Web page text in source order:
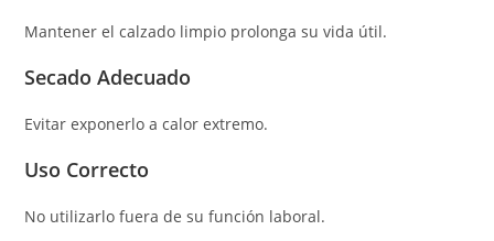
Mantener el calzado limpio prolonga su vida útil.
Secado Adecuado
Evitar exponerlo a calor extremo.
Uso Correcto
No utilizarlo fuera de su función laboral.